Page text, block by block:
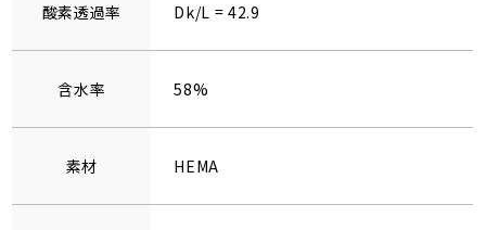
酸素透過率 Dk/L = 42.9
含水率 58%
素材 HEMA